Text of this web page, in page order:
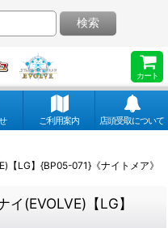
カート
検索
ご利用案内 店頭受取について
【LG】{BP05-071}《ナイトメア》
イ(EVOLVE)【LG】